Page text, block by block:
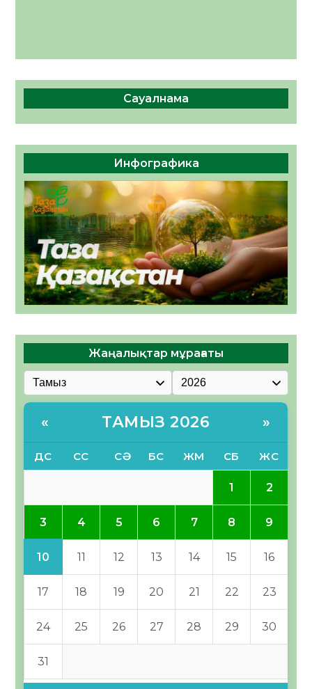
Сауалнама
Инфографика
Жаңалықтар мұрағаты
« ТАМЫЗ 2026 »
ДС СС СӘ БС ЖМ СБ ЖС
1 2
3 4 5 6 7 8 9
10 11 12 13 14 15 16
17 18 19 20 21 22 23
24 25 26 27 28 29 30
31